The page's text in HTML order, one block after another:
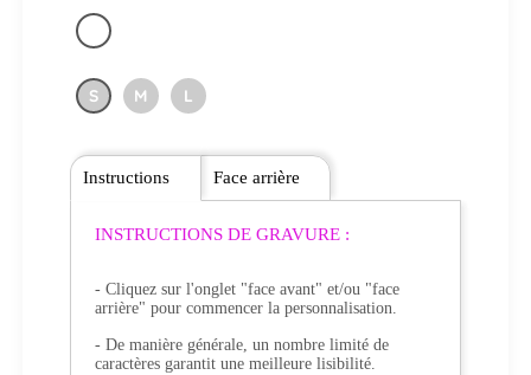
S M L
Instructions
INSTRUCTIONS DE GRAVURE :
- Cliquez sur l'onglet "face avant" et/ou "face
arrière" pour commencer la personnalisation.
- De manière générale, un nombre limité de
caractères garantit une meilleure lisibilité.
Face arrière